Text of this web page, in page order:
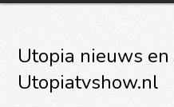
Utopia nieuws
Utopiatvshow.nl